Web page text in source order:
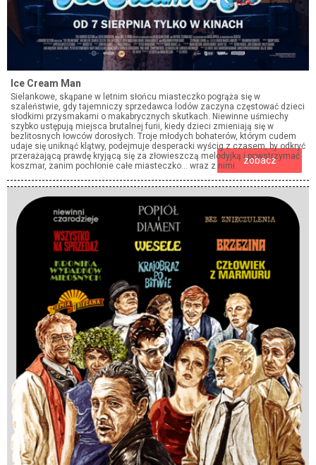
Ice Cream Man
Sielankowe, skąpane w letnim słońcu miasteczko pogrąża się w
szaleństwie, gdy tajemniczy sprzedawca lodów zaczyna częstować dzieci
słodkimi przysmakami o makabrycznych skutkach. Niewinne uśmiechy
szybko ustępują miejsca brutalnej furii, kiedy dzieci zmieniają się w
bezlitosnych łowców dorosłych. Troje młodych bohaterów, którym cudem
udaje się uniknąć klątwy, podejmuje desperacki wyścig z czasem, by odkryć
przerażającą prawdę kryjącą się za złowieszczą melodyjką i powstrzymać
koszmar, zanim pochłonie całe miasteczko… wraz z nimi.
zobacz